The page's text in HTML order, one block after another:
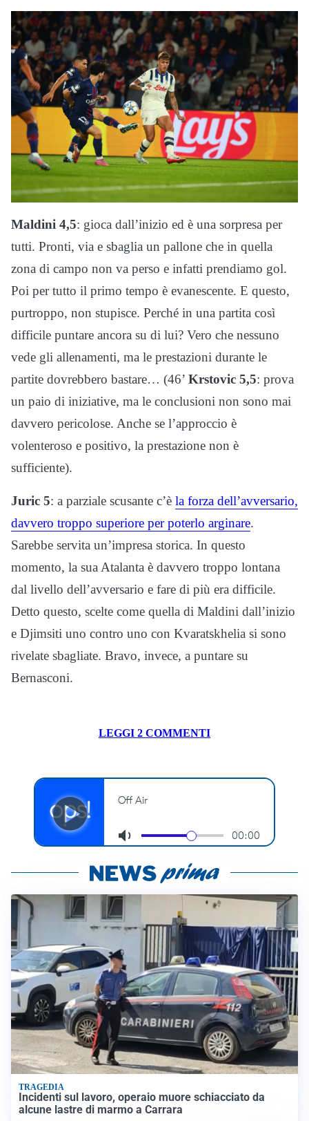
Maldini 4,5: gioca dall’inizio ed è una sorpresa per
tutti. Pronti, via e sbaglia un pallone che in quella
zona di campo non va perso e infatti prendiamo gol.
Poi per tutto il primo tempo è evanescente. E questo,
purtroppo, non stupisce. Perché in una partita così
difficile puntare ancora su di lui? Vero che nessuno
vede gli allenamenti, ma le prestazioni durante le
partite dovrebbero bastare… (46’ Krstovic 5,5: prova
un paio di iniziative, ma le conclusioni non sono mai
davvero pericolose. Anche se l’approccio è
volenteroso e positivo, la prestazione non è
sufficiente).
Juric 5: a parziale scusante c’è la forza dell’avversario,
davvero troppo superiore per poterlo arginare.
Sarebbe servita un’impresa storica. In questo
momento, la sua Atalanta è davvero troppo lontana
dal livello dell’avversario e fare di più era difficile.
Detto questo, scelte come quella di Maldini dall’inizio
e Djimsiti uno contro uno con Kvaratskhelia si sono
rivelate sbagliate. Bravo, invece, a puntare su
Bernasconi.
LEGGI 2 COMMENTI
TRAGEDIA
Incidenti sul lavoro, operaio muore schiacciato da
alcune lastre di marmo a Carrara